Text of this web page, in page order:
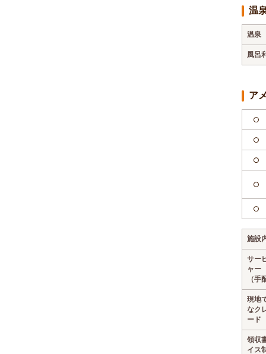
温
温泉
風呂
ア
○
○
○
○
○
施設
サー
ャー
（手
現地
なク
ード
領収
イス